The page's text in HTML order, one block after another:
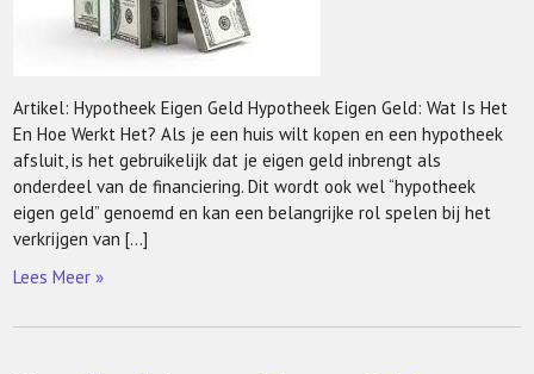
Artikel: Hypotheek Eigen Geld Hypotheek Eigen Geld: Wat Is Het
En Hoe Werkt Het? Als je een huis wilt kopen en een hypotheek
afsluit, is het gebruikelijk dat je eigen geld inbrengt als
onderdeel van de financiering. Dit wordt ook wel “hypotheek
eigen geld” genoemd en kan een belangrijke rol spelen bij het
verkrijgen van […]
Lees Meer »